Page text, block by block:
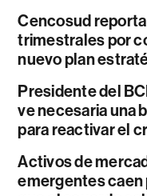
Cencosud
trimestrales por
nuevo plan
Presidente del
ve necesaria una
para reactivar el
Activos de
emergentes caen